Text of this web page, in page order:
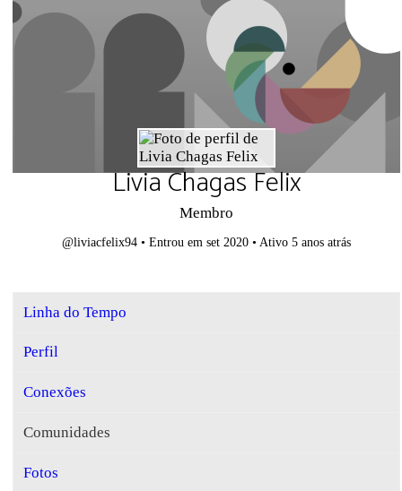
Livia Chagas Felix
Membro
@liviacfelix94 • Entrou em set 2020• Ativo 5 anos atrás
Linha do Tempo
Perfil
Conexões
Comunidades
Fotos